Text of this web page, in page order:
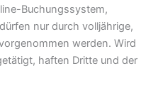
Buchungssystem,
nur durch volljährige,
werden. Wird
haften Dritte und der